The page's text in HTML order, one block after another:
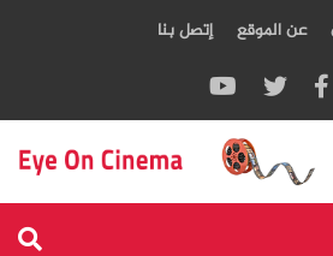
عن الموقع إتصل بنا